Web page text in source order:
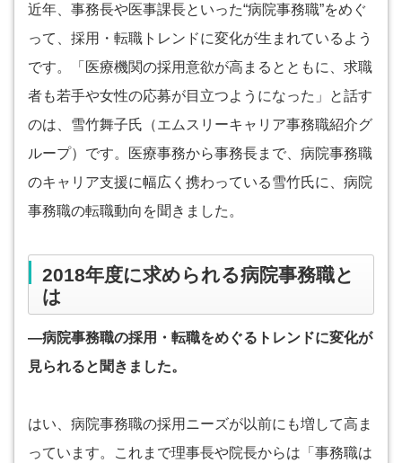
近年、事務長や医事課長といった“病院事務職”をめぐ
って、採用・転職トレンドに変化が生まれているよう
です。「医療機関の採用意欲が高まるとともに、求職
者も若手や女性の応募が目立つようになった」と話す
のは、雪竹舞子氏（エムスリーキャリア事務職紹介グ
ループ）です。医療事務から事務長まで、病院事務職
のキャリア支援に幅広く携わっている雪竹氏に、病院
事務職の転職動向を聞きました。
2018年度に求められる病院事務職と
は
―病院事務職の採用・転職をめぐるトレンドに変化が
見られると聞きました。
はい、病院事務職の採用ニーズが以前にも増して高ま
っています。これまで理事長や院長からは「事務職は